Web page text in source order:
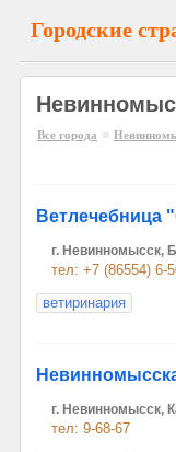
Городские
Все города »
Ветлечебница
г. Невинномысск,
тел: +7 (86554) 6-
ветиринария
г. Невинномысск,
тел: 9-68-67